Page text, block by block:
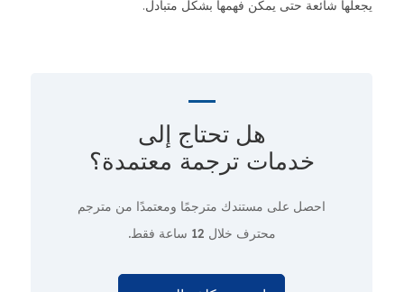
يجعلها شائعة حتى يمكن فهمها بشكل متبادل.
هل تحتاج إلى
خدمات ترجمة معتمدة؟
احصل على مستندك مترجمًا ومعتمدًا من مترجم
محترف خلال 12 ساعة فقط.